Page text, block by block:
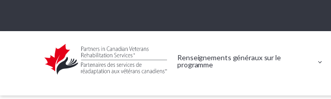
Renseignements généraux sur le
programme